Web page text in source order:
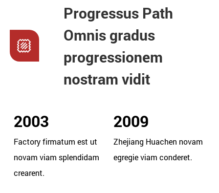
Progressus Path
Omnis gradus
progressionem
nostram vidit
2003
Factory firmatum est ut
novam viam splendidam
crearent.
2009
Zhejiang Huachen novam
egregie viam conderet.